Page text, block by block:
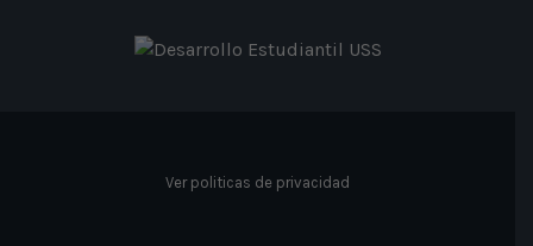
Ver politicas de privacidad